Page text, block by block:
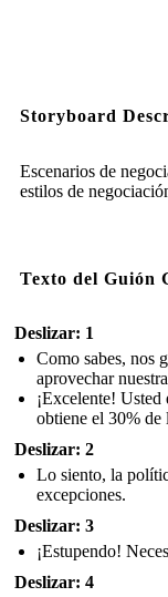
Storyboard
Escenarios de
estilos de
Texto del Guión
Deslizar: 1
Como sabes, nos
aprovechar
¡Excelente!
obtiene el 30% de
Deslizar: 2
Lo siento, la
excepciones.
Deslizar: 3
¡Estupendo!
Deslizar: 4